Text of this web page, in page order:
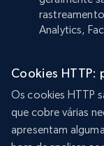
Analytics,
Cookies HTTP:
Os cookies HTTP
que cobre várias
apresentam